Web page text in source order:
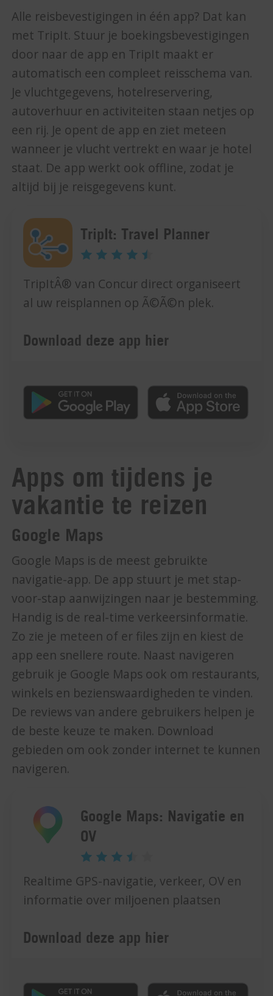
Alle reisbevestigingen in één app? Dat kan
met TripIt. Stuur je boekingsbevestigingen
door naar de app en TripIt maakt er
automatisch een compleet reisschema van.
Je vluchtgegevens, hotelreservering,
autoverhuur en activiteiten staan netjes op
een rij. Je opent de app en ziet meteen
wanneer je vlucht vertrekt en waar je hotel
staat. De app werkt ook offline, zodat je
altijd bij je reisgegevens kunt.
TripIt: Travel Planner
TripItÂ® van Concur direct organiseert
al uw reisplannen op Ã©Ã©n plek.
Download deze app hier
Apps om tijdens je
vakantie te reizen
Google Maps
Google Maps is de meest gebruikte
navigatie-app. De app stuurt je met stap-
voor-stap aanwijzingen naar je bestemming.
Handig is de real-time verkeersinformatie.
Zo zie je meteen of er files zijn en kiest de
app een snellere route. Naast navigeren
gebruik je Google Maps ook om restaurants,
winkels en bezienswaardigheden te vinden.
De reviews van andere gebruikers helpen je
de beste keuze te maken. Download
gebieden om ook zonder internet te kunnen
navigeren.
Google Maps: Navigatie en
OV
Realtime GPS-navigatie, verkeer, OV en
informatie over miljoenen plaatsen
Download deze app hier